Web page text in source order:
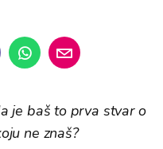
je baš to prva stvar o
ne znaš?